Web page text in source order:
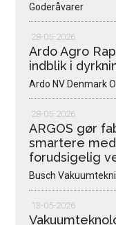
Goderåvarer
28-05-2026
Ardo Agro
indblik i
Ardo NV Denmark
28-05-2026
ARGOS gør
smartere
forudsigelig
Busch
13-05-2026